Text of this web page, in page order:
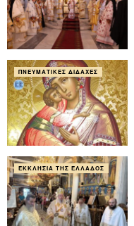
ΠΝΕΥΜΑΤΙΚΈΣ ΔΙΔΑΧΈΣ
ΕΚΚΛΗΣΊΑ ΤΗΣ ΕΛΛΆΔΟΣ